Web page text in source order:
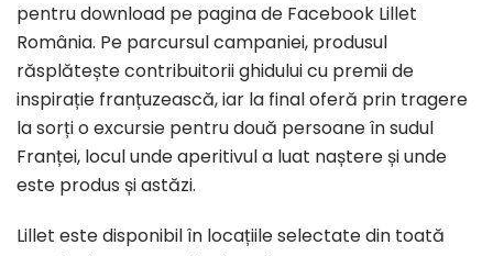
pentru download pe pagina de Facebook Lillet
România. Pe parcursul campaniei, produsul
răsplătește contribuitorii ghidului cu premii de
inspirație franțuzească, iar la final oferă prin tragere
la sorți o excursie pentru două persoane în sudul
Franței, locul unde aperitivul a luat naștere și unde
este produs și astăzi.
Lillet este disponibil în locațiile selectate din toată